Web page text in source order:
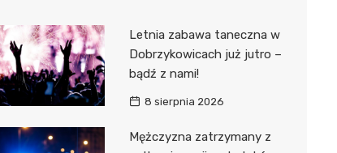
Letnia zabawa taneczna w
Dobrzykowicach już jutro –
bądź z nami!
8 sierpnia 2026
Mężczyzna zatrzymany z